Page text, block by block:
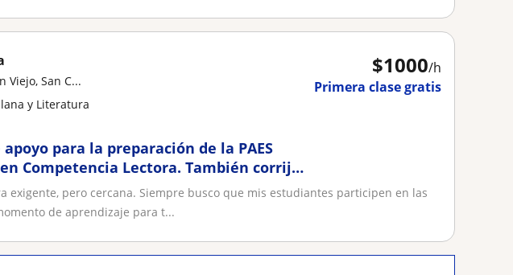
$1000/h
Primera clase gratis
Viejo, San C...
y Literatura
para la preparación de la PAES
Competencia Lectora. También corrijo
tesis
exigente, pero cercana. Siempre busco que mis estudiantes participen en las
de aprendizaje para t...